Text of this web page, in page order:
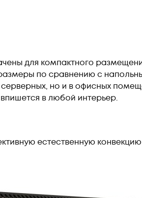
для компактного
по сравнению с
но и в офисных
в любой интерьер.
естественную